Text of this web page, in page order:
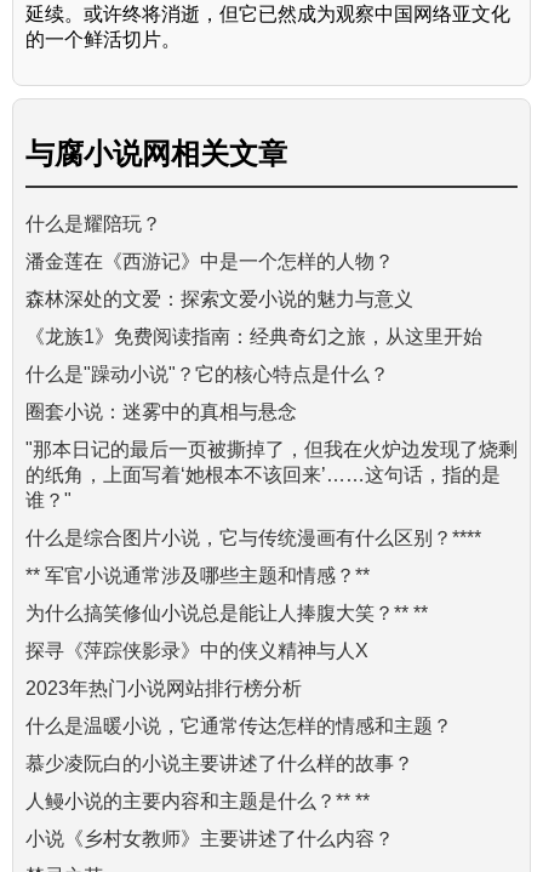
延续。或许终将消逝，但它已然成为观察中国网络亚文化
的一个鲜活切片。
与腐小说网相关文章
什么是耀陪玩？
潘金莲在《西游记》中是一个怎样的人物？
森林深处的文爱：探索文爱小说的魅力与意义
《龙族1》免费阅读指南：经典奇幻之旅，从这里开始
什么是"躁动小说"？它的核心特点是什么？
圈套小说：迷雾中的真相与悬念
"那本日记的最后一页被撕掉了，但我在火炉边发现了烧剩
的纸角，上面写着‘她根本不该回来’……这句话，指的是
谁？"
什么是综合图片小说，它与传统漫画有什么区别？****
** 军官小说通常涉及哪些主题和情感？**
为什么搞笑修仙小说总是能让人捧腹大笑？** **
探寻《萍踪侠影录》中的侠义精神与人X
2023年热门小说网站排行榜分析
什么是温暖小说，它通常传达怎样的情感和主题？
慕少凌阮白的小说主要讲述了什么样的故事？
人鳗小说的主要内容和主题是什么？** **
小说《乡村女教师》主要讲述了什么内容？